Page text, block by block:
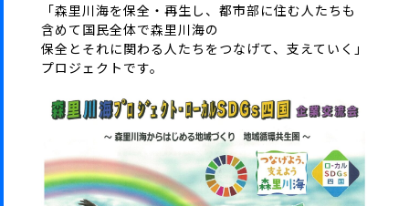
「森里川海を保全・再生し、都市部に住む人たちも
含めて国民全体で森里川海の
保全とそれに関わる人たちをつなげて、支えていく」
プロジェクトです。